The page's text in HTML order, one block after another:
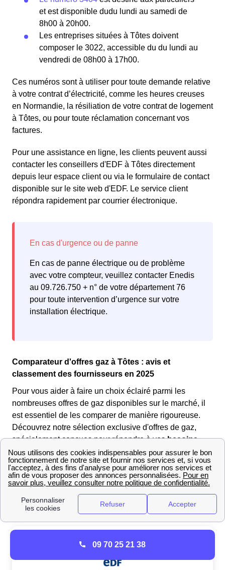
et est disponible dudu lundi au samedi de
8h00 à 20h00.
Les entreprises situées à Tôtes doivent
composer le 3022, accessible du du lundi au
vendredi de 08h00 à 17h00.
Ces numéros sont à utiliser pour toute demande relative
à votre contrat d’électricité, comme les heures creuses
en Normandie, la résiliation de votre contrat de logement
à Tôtes, ou pour toute réclamation concernant vos
factures.
Pour une assistance en ligne, les clients peuvent aussi
contacter les conseillers d'EDF à Tôtes directement
depuis leur espace client ou via le formulaire de contact
disponible sur le site web d'EDF. Le service client
répondra rapidement par courrier électronique.
En cas de panne électrique ou de problème
avec votre compteur, veuillez contacter Enedis
au 09.726.750 + n° de votre département 76
pour toute intervention d’urgence sur votre
installation électrique.
Comparateur d'offres gaz à Tôtes : avis et
classement des fournisseurs en 2025
Pour vous aider à faire un choix éclairé parmi les
nombreuses offres de gaz disponibles sur le marché, il
est essentiel de les comparer de manière rigoureuse.
Découvrez notre sélection exclusive d'offres de gaz,
spécialement conçues pour répondre à vosbesoins
énergétiques spécifiques.
Que vous soyez en quête de tarifs avantageux, d'options
plus respectueuses de l'environnement ou de services
additionnels, explorez notre sélection d'offres de gaz
EDF actuelles :
09 70 25 21 38